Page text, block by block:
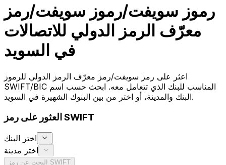
رموز سويفت/رموز سويفت/رمز
معرّف الرمز الدولي للاتصالات
في السويد
اعثر على رمز سويفت/رمز معرّف الرمز الدولي للرموز
SWIFT/BIC المناسب للبنك الذي تتعامل معه. ابحث حسب اسم
البنك والمدينة، أو اختر من بين البنوك الشهيرة في السويد.
العثور على رمز SWIFT
اختر البنك
اختر مدينة
البحث عن رمز SWIFT